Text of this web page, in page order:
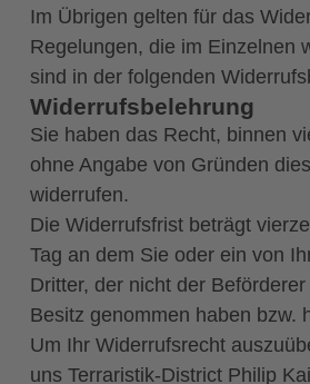
Im Übrigen gelten für das
Regelungen, die im Einzelnen
sind in der folgenden
Widerrufsbelehrung
Sie haben das Recht, binnen
ohne Angabe von Gründen
widerrufen.
Die Widerrufsfrist beträgt
Tag an dem Sie oder ein von
Dritter, der nicht der
Besitz genommen haben bzw.
Um Ihr Widerrufsrecht
uns Terraristik-District Philip